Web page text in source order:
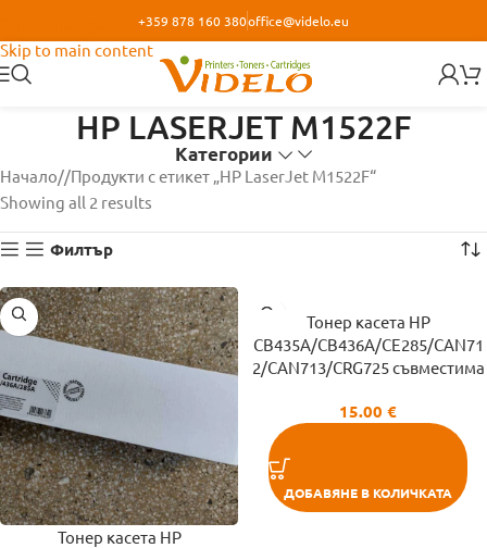
Skip to main content
+359 878 160 380office@videlo.eu
HP LASERJET M1522F
Категории
Начало/ Продукти с етикет „HP LaserJet M1522F“
Showing all 2 results
Филтър
Тонер касета HP
Тонер касета HP
CB435A/CB436A/CE285/CAN71
2/CAN713/CRG725 съвместима
15.00 €
ДОБАВЯНЕ В КОЛИЧКАТА